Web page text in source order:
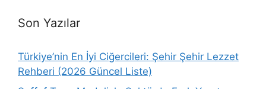
Son Yazılar
Türkiye’nin En İyi Ciğercileri: Şehir Şehir Lezzet
Rehberi (2026 Güncel Liste)